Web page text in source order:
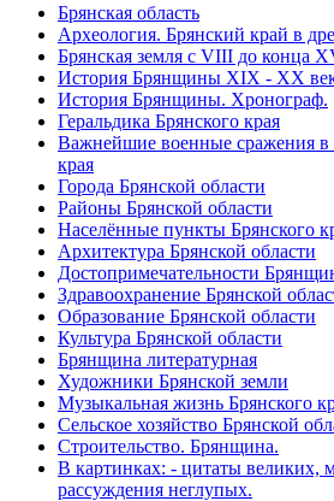
Брянская область
Археология. Брянский край в
Брянская земля с VIII до конца
История Брянщины XIX - XX
История Брянщины. Хронограф.
Геральдика Брянского края
Важнейшие военные сражения в
края
Города Брянской области
Районы Брянской области
Населённые пункты Брянского
Архитектура Брянской области
Достопримечательности
Здравоохранение Брянской
Образование Брянской области
Культура Брянской области
Брянщина литературная
Художники Брянской земли
Музыкальная жизнь Брянского
Сельское хозяйство Брянской
Строительство. Брянщина.
В картинках: - цитаты великих,
рассуждения неглупых.